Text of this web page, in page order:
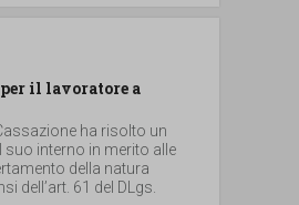
il lavoratore a
ha risolto un
interno in merito alle
della natura
dell’art. 61 del DLgs.